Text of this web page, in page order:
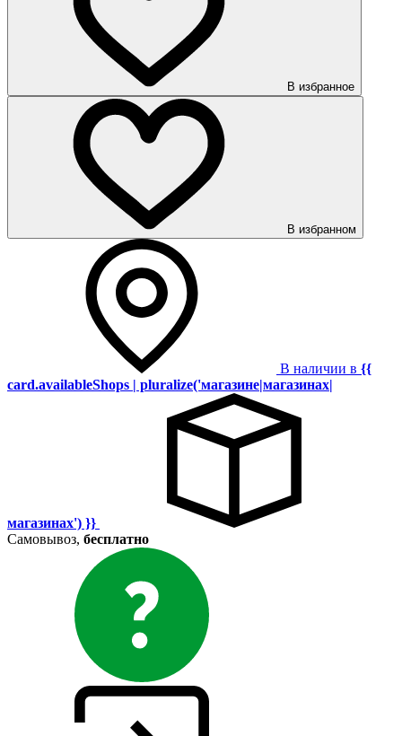
В избранное
В избранном
В наличии в {{
card.availableShops | pluralize('магазине|магазинах|
магазинах') }}
Самовывоз, бесплатно